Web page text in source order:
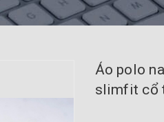
Áo polo
slimfit cổ